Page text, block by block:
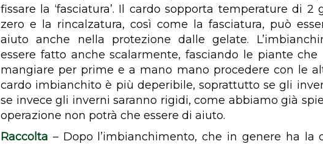
fissare la ‘fasciatura’. Il cardo sopporta temperature di 2
zero e la rincalzatura, così come la fasciatura, può
aiuto anche nella protezione dalle gelate.
essere fatto anche scalarmente, fasciando le piante che
mangiare per prime e a mano mano procedere con le
cardo imbianchito è più deperibile, soprattutto se gli
se invece gli inverni saranno rigidi, come abbiamo già
operazione non potrà che essere di aiuto.
Raccolta – Dopo l’imbianchimento, che in genere ha la